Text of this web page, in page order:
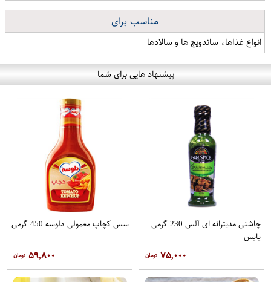
مناسب برای
انواع غذاها، ساندویچ ها و سالادها
پیشنهاد هایی برای شما
چاشنی مدیترانه ای آلس 230 گرمی
پاپس
۷۵,۰۰۰
سس کچاپ معمولی دلوسه 450 گرمی
۵۹,۸۰۰